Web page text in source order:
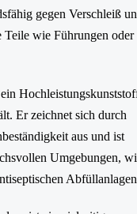
gegen Verschleiß
Teile wie Führungen oder
Er zeichnet sich durch
aus und ist
Umgebungen,